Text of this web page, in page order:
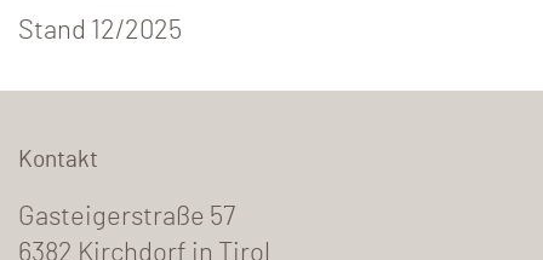
Stand 12/2025
Kontakt
Gasteigerstraße 57
6382 Kirchdorf in Tirol